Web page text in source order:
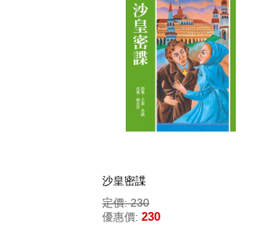
沙皇密諜
定價: 230
優惠價: 230